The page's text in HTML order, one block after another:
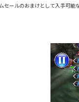
ールのおまけとして入手可能